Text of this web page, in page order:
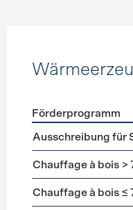
Förderprogramme
Förderprogramm
Ausschreibung für
Chauffage à bois >
Chauffage à bois ≤